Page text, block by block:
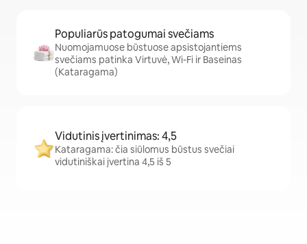
Populiarūs patogumai svečiams
Nuomojamuose būstuose apsistojantiems
svečiams patinka Virtuvė, Wi-Fi ir Baseinas
(Kataragama)
Vidutinis įvertinimas: 4,5
Kataragama: čia siūlomus būstus svečiai
vidutiniškai įvertina 4,5 iš 5